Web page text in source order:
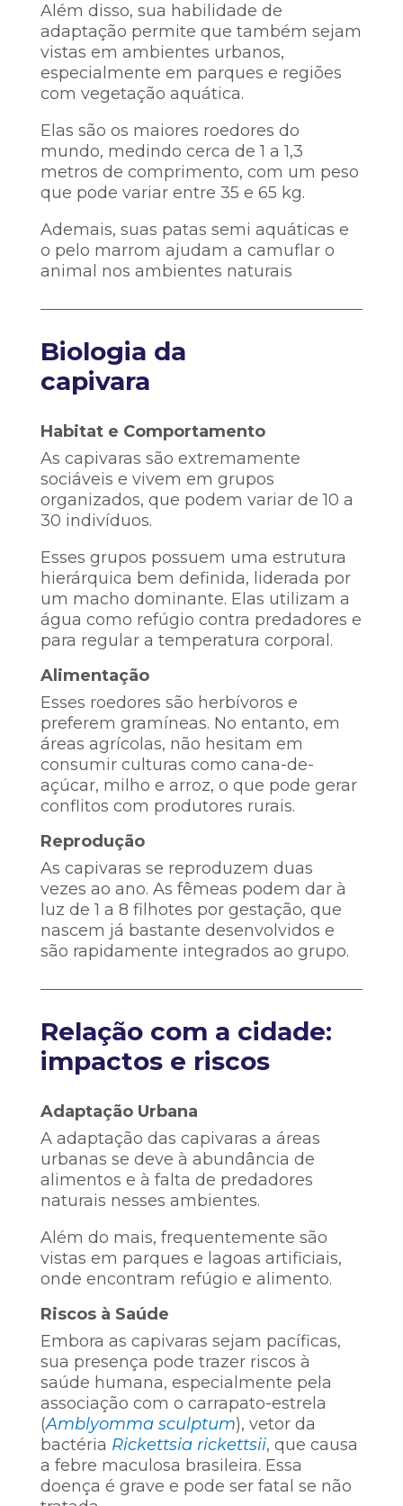
Além disso, sua habilidade de
adaptação permite que também sejam
vistas em ambientes urbanos,
especialmente em parques e regiões
com vegetação aquática.
Elas são os maiores roedores do
mundo, medindo cerca de 1 a 1,3
metros de comprimento, com um peso
que pode variar entre 35 e 65 kg.
Ademais, suas patas semi aquáticas e
o pelo marrom ajudam a camuflar o
animal nos ambientes naturais
Biologia da
capivara
Habitat e Comportamento
As capivaras são extremamente
sociáveis e vivem em grupos
organizados, que podem variar de 10 a
30 indivíduos.
Esses grupos possuem uma estrutura
hierárquica bem definida, liderada por
um macho dominante. Elas utilizam a
água como refúgio contra predadores e
para regular a temperatura corporal.
Alimentação
Esses roedores são herbívoros e
preferem gramíneas. No entanto, em
áreas agrícolas, não hesitam em
consumir culturas como cana-de-
açúcar, milho e arroz, o que pode gerar
conflitos com produtores rurais.
Reprodução
As capivaras se reproduzem duas
vezes ao ano. As fêmeas podem dar à
luz de 1 a 8 filhotes por gestação, que
nascem já bastante desenvolvidos e
são rapidamente integrados ao grupo.
Relação com a cidade:
impactos e riscos
Adaptação Urbana
A adaptação das capivaras a áreas
urbanas se deve à abundância de
alimentos e à falta de predadores
naturais nesses ambientes.
Além do mais, frequentemente são
vistas em parques e lagoas artificiais,
onde encontram refúgio e alimento.
Riscos à Saúde
Embora as capivaras sejam pacíficas,
sua presença pode trazer riscos à
saúde humana, especialmente pela
associação com o carrapato-estrela
(Amblyomma sculptum), vetor da
bactéria Rickettsia rickettsii, que causa
a febre maculosa brasileira. Essa
doença é grave e pode ser fatal se não